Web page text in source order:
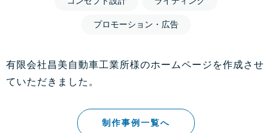
プロモーション・広告
有限会社昌美自動車工業所様のホームページを作成させ
ていただきました。
制作事例一覧へ